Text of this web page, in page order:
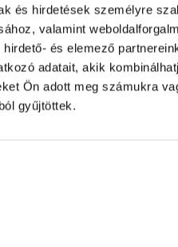
és hirdetések személyre
valamint
és elemező
adatait, akik
Ön adott meg számukra
gyűjtöttek.